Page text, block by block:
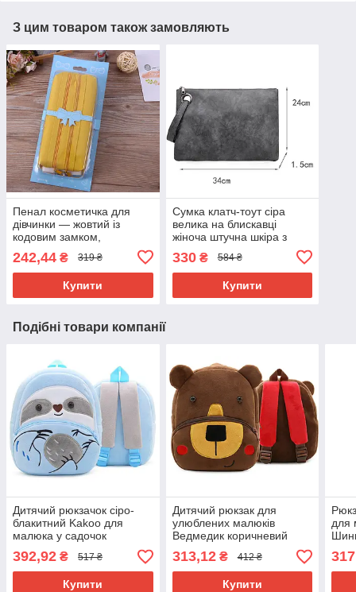
З цим товаром також замовляють
Пенал косметичка для
дівчинки — жовтий із
кодовим замком,
відділення з паролем
шкільний
242,44 ₴ 319 ₴
Купити
Сумка клатч-тоут сіра
велика на блискавці
жіноча штучна шкіра з
обробкою.
330₴ 584 ₴
Купити
Подібні товари компанії
Дитячий рюкзачок сіро-
блакитний Kakoo для
малюка у садочок
маленький дошкільний
міні рюкзак плюш м'який
велюр Лінивець
392,92 ₴ 517 ₴
Купити
Дитячий рюкзак для
улюблених малюків
Ведмедик коричневий
м'який плюш маленький
легкий
313,12₴ 412 ₴
Купити
для